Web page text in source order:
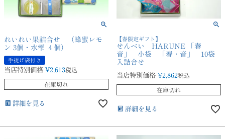
れいれい果詰合せ （蜂蜜レモ
ン 3個・水雫 ４個）
手提げ袋付き
当店特別価格 ¥2,613税込
在庫切れ
詳細を見る
【春限定ギフト】
せんべい HARUNE 「春
音」 小袋 「春・音」 10袋
入詰合せ
当店特別価格 ¥2,862税込
在庫切れ
詳細を見る